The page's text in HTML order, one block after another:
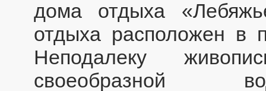
дома отдыха
отдыха расположен в
Неподалеку
своеобразной